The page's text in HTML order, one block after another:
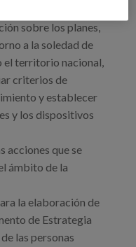
sobre los planes,
a la soledad de
el territorio nacional,
criterios de
y establecer
y los dispositivos
acciones que se
ámbito de la
la elaboración de
de Estrategia
las personas